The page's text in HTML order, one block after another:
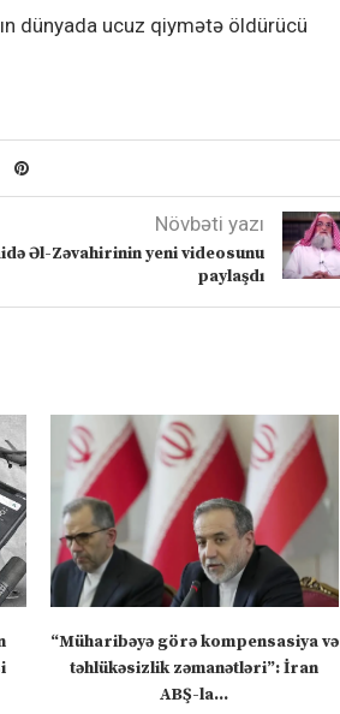
dünyada ucuz qiymətə öldürücü
Növbəti yazı
Əl-Zəvahirinin yeni videosunu
paylaşdı
“Müharibəyə görə kompensasiya və
təhlükəsizlik zəmanətləri”: İran
ABŞ-la...